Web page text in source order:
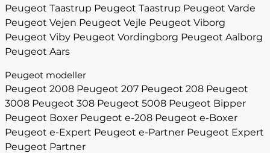
Peugeot Taastrup Peugeot Taastrup Peugeot Varde
Peugeot Vejen Peugeot Vejle Peugeot Viborg
Peugeot Viby Peugeot Vordingborg Peugeot Aalborg
Peugeot Aars
Peugeot modeller
Peugeot 2008 Peugeot 207 Peugeot 208 Peugeot
3008 Peugeot 308 Peugeot 5008 Peugeot Bipper
Peugeot Boxer Peugeot e-208 Peugeot e-Boxer
Peugeot e-Expert Peugeot e-Partner Peugeot Expert
Peugeot Partner